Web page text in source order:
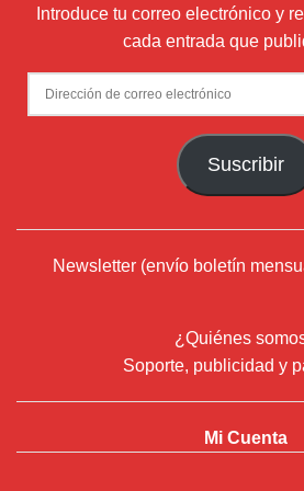
Introduce tu correo electrónico y
cada entrada que
Dirección
de
Suscribir
Newsletter (envío boletín
¿Quiénes
Soporte, publicidad y
Mi Cuenta